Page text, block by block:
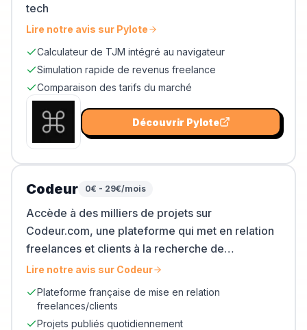
tech
Lire notre avis sur Pylote
Calculateur de TJM intégré au navigateur
Simulation rapide de revenus freelance
Comparaison des tarifs du marché
Découvrir Pylote
Codeur 0€ - 29€/mois
Accède à des milliers de projets sur
Codeur.com, une plateforme qui met en relation
freelances et clients à la recherche de
compétences spécifiques.
Lire notre avis sur Codeur
Plateforme française de mise en relation
freelances/clients
Projets publiés quotidiennement